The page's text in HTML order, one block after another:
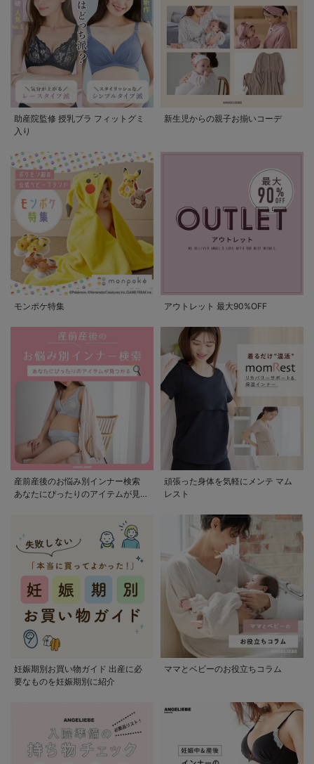
助産院監修 授乳ブラ フィットグミ
入り
新生児からの親子お揃いコーデ
モンポケ特集 アウトレット 最大90%OFF
産前産後のお悩み別インナー検索
あなたにぴったりのアイテムが見つ
頑張った身体を気軽にメンテ マム
レスト
妊娠期別お買い物ガイド 出産に必
要なものを妊娠期別に紹介
ママとベビーのお役立ちコラム